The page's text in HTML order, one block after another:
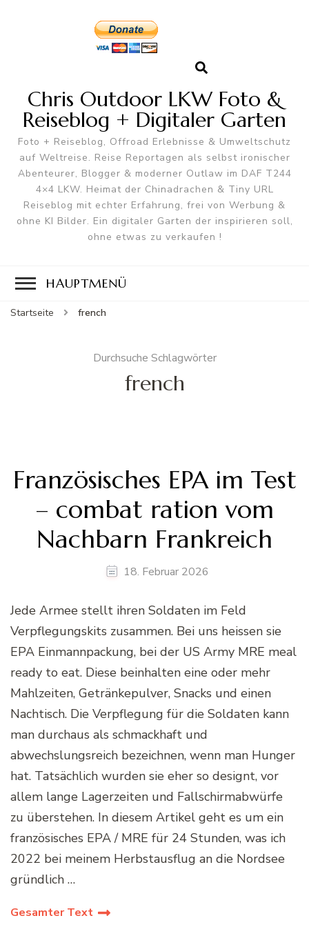
Chris Outdoor LKW Foto &
Reiseblog + Digitaler Garten
Foto + Reiseblog, Offroad Erlebnisse & Umweltschutz
auf Weltreise. Reise Reportagen als selbst ironischer
Abenteurer, Blogger & moderner Outlaw im DAF T244
4×4 LKW. Heimat der Chinadrachen & Tiny URL
Reiseblog mit echter Erfahrung, frei von Werbung &
ohne KI Bilder. Ein digitaler Garten der inspirieren soll,
ohne etwas zu verkaufen !
HAUPTMENÜ
Startseite french
Durchsuche Schlagwörter
french
Französisches EPA im Test
– combat ration vom
Nachbarn Frankreich
18. Februar 2026
Jede Armee stellt ihren Soldaten im Feld
Verpflegungskits zusammen. Bei uns heissen sie
EPA Einmannpackung, bei der US Army MRE meal
ready to eat. Diese beinhalten eine oder mehr
Mahlzeiten, Getränkepulver, Snacks und einen
Nachtisch. Die Verpflegung für die Soldaten kann
man durchaus als schmackhaft und
abwechslungsreich bezeichnen, wenn man Hunger
hat. Tatsächlich wurden sie eher so designt, vor
allem lange Lagerzeiten und Fallschirmabwürfe
zu überstehen. In diesem Artikel geht es um ein
französisches EPA / MRE für 24 Stunden, was ich
2022 bei meinem Herbstausflug an die Nordsee
gründlich …
Gesamter Text